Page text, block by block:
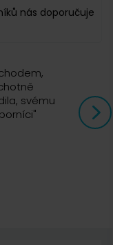
nás doporučuje
svému
"